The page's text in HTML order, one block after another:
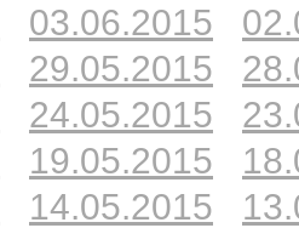
03.06.2015
29.05.2015
24.05.2015
19.05.2015
14.05.2015